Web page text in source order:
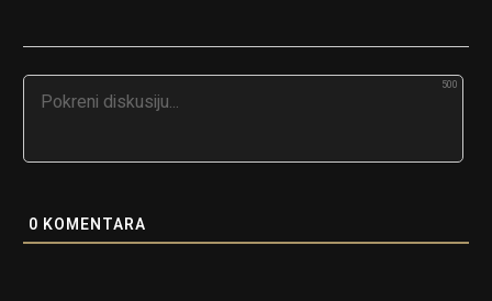
500
0 KOMENTARA